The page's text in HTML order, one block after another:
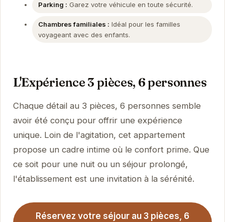
Parking : Garez votre véhicule en toute sécurité.
Chambres familiales : Idéal pour les familles
voyageant avec des enfants.
L'Expérience 3 pièces, 6 personnes
Chaque détail au 3 pièces, 6 personnes semble
avoir été conçu pour offrir une expérience
unique. Loin de l'agitation, cet appartement
propose un cadre intime où le confort prime. Que
ce soit pour une nuit ou un séjour prolongé,
l'établissement est une invitation à la sérénité.
Réservez votre séjour au 3 pièces, 6